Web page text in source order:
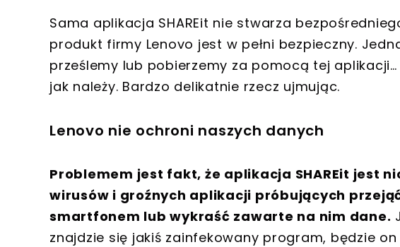
Sama aplikacja SHAREit nie stwarza
produkt firmy Lenovo jest w pełni bezpieczny.
prześlemy lub pobierzemy za pomocą tej aplikacji…
jak należy. Bardzo delikatnie rzecz ujmując.
Lenovo nie ochroni naszych danych
Problemem jest fakt, że aplikacja SHAREit jest
wirusów i groźnych aplikacji próbujących
smartfonem lub wykraść zawarte na nim dane.
znajdzie się jakiś zainfekowany program, będzie